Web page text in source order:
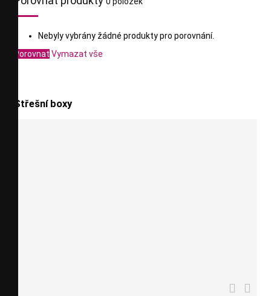
Nebyly vybrány žádné produkty pro porovnání.
Porovnat Vymazat vše
Střešní boxy
 